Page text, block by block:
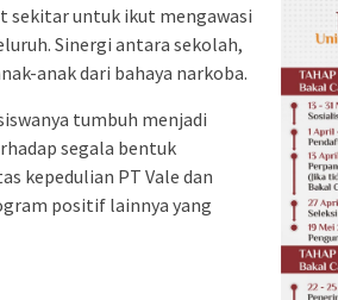
sekitar untuk ikut mengawasi
Sinergi antara sekolah,
anak dari bahaya narkoba.
tumbuh menjadi
segala bentuk
kepedulian PT Vale dan
positif lainnya yang